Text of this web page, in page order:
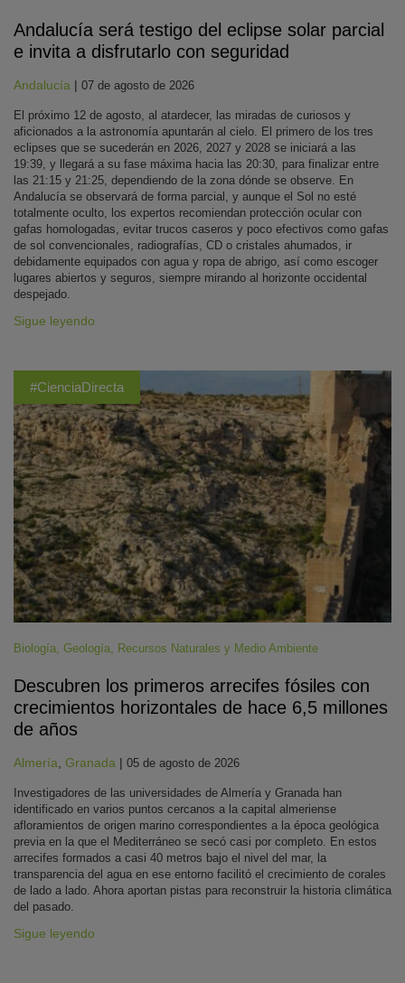
Andalucía será testigo del eclipse solar parcial
e invita a disfrutarlo con seguridad
Andalucía | 07 de agosto de 2026
El próximo 12 de agosto, al atardecer, las miradas de curiosos y
aficionados a la astronomía apuntarán al cielo. El primero de los tres
eclipses que se sucederán en 2026, 2027 y 2028 se iniciará a las
19:39, y llegará a su fase máxima hacia las 20:30, para finalizar entre
las 21:15 y 21:25, dependiendo de la zona dónde se observe. En
Andalucía se observará de forma parcial, y aunque el Sol no esté
totalmente oculto, los expertos recomiendan protección ocular con
gafas homologadas, evitar trucos caseros y poco efectivos como gafas
de sol convencionales, radiografías, CD o cristales ahumados, ir
debidamente equipados con agua y ropa de abrigo, así como escoger
lugares abiertos y seguros, siempre mirando al horizonte occidental
despejado.
Sigue leyendo
#CienciaDirecta
Biología, Geología, Recursos Naturales y Medio Ambiente
Descubren los primeros arrecifes fósiles con
crecimientos horizontales de hace 6,5 millones
de años
Almería Granada | 05 de agosto de 2026
Investigadores de las universidades de Almería y Granada han
identificado en varios puntos cercanos a la capital almeriense
afloramientos de origen marino correspondientes a la época geológica
previa en la que el Mediterráneo se secó casi por completo. En estos
arrecifes formados a casi 40 metros bajo el nivel del mar, la
transparencia del agua en ese entorno facilitó el crecimiento de corales
de lado a lado. Ahora aportan pistas para reconstruir la historia climática
del pasado.
Sigue leyendo